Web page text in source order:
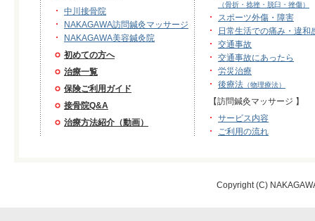
中川接骨院
NAKAGAWA訪問鍼灸マッサージ
NAKAGAWA美容鍼灸院
初めての方へ
治療一覧
保険ご利用ガイド
接骨院Q&A
治療方法紹介（動画）
（骨折・捻挫・脱臼・挫傷）
スポーツ外傷・障害
日常生活での痛み・違和
交通事故
交通事故にあったら
労災治療
後療法 （物理療法）
【訪問鍼灸マッサージ 】
サービス内容
ご利用の流れ
Copyright (C)